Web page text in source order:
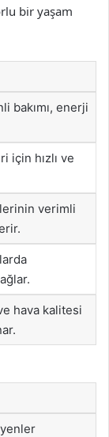
bir yaşam
bakımı, enerji
için hızlı ve
verimli
hava kalitesi